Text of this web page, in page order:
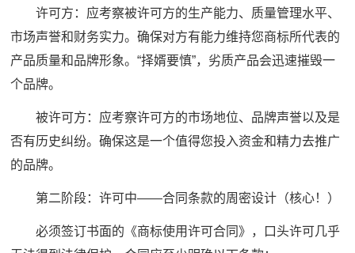
许可方：应考察被许可方的生产能力、质量管理水平、
市场声誉和财务实力。确保对方有能力维持您商标所代表的
产品质量和品牌形象。“择婿要慎”，劣质产品会迅速摧毁一
个品牌。
被许可方：应考察许可方的市场地位、品牌声誉以及是
否有历史纠纷。确保这是一个值得您投入资金和精力去推广
的品牌。
第二阶段：许可中——合同条款的周密设计（核心！）
必须签订书面的《商标使用许可合同》，口头许可几乎